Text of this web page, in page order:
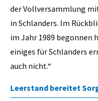
der Vollversammlung
in Schlanders. Im
im Jahr 1989 begonnen
einiges für Schlanders
auch nicht.“
Leerstand bereitet